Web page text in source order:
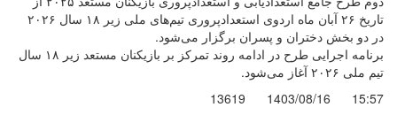
تاریخ ۲۶ آبان ماه اردوی استعدادپروری تیم‌های ملی زیر ۱۸ سال ۲۰۲۶
در دو بخش دختران و پسران برگزار می‌شود.
برنامه اجرایی طرح در ادامه روند تمرکز بر بازیکنان مستعد زیر ۱۸ سال
تیم ملی ۲۰۲۶ آغاز می‌شود.
15:57
1403/08/16
13619